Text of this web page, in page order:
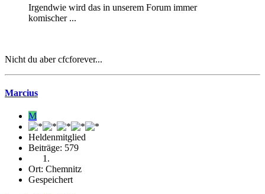
Irgendwie wird das in unserem Forum immer
komischer ...
Nicht du aber cfcforever...
Marcius
M
Heldenmitglied
Beiträge: 579
Ort: Chemnitz
Gespeichert